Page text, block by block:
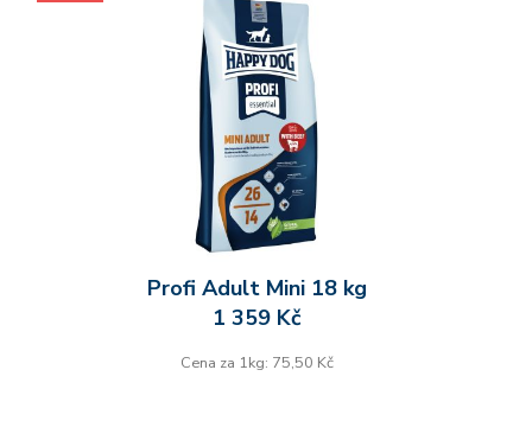
Profi Adult Mini 18 kg
1 359 Kč
Cena za 1kg: 75,50 Kč